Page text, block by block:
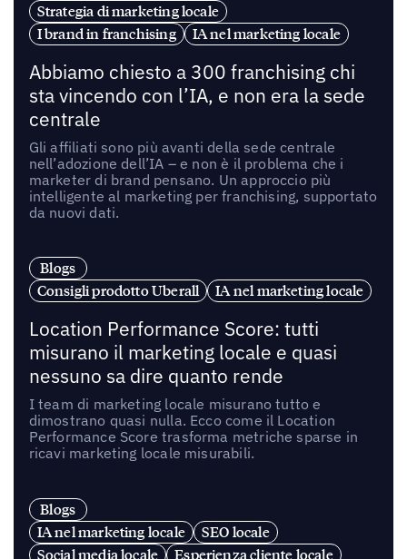
Strategia di marketing locale
I brand in franchising
IA nel marketing locale
Abbiamo chiesto a 300 franchising chi
sta vincendo con l’IA, e non era la sede
centrale
Gli affiliati sono più avanti della sede centrale
nell’adozione dell’IA – e non è il problema che i
marketer di brand pensano. Un approccio più
intelligente al marketing per franchising, supportato
da nuovi dati.
Blogs
Consigli prodotto Uberall
IA nel marketing locale
Location Performance Score: tutti
misurano il marketing locale e quasi
nessuno sa dire quanto rende
I team di marketing locale misurano tutto e
dimostrano quasi nulla. Ecco come il Location
Performance Score trasforma metriche sparse in
ricavi marketing locale misurabili.
Blogs
IA nel marketing locale
SEO locale
Social media locale
Esperienza cliente locale